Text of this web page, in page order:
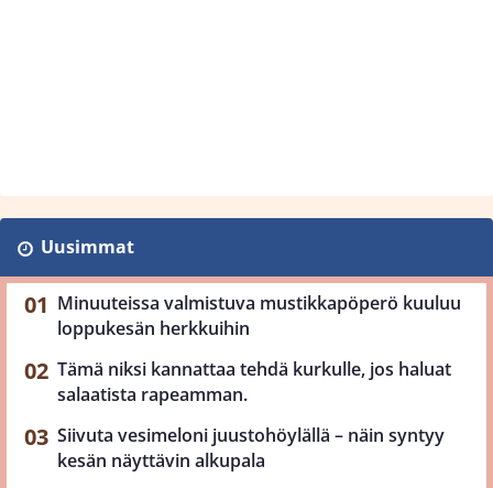
Uusimmat
Minuuteissa valmistuva mustikkapöperö kuuluu
loppukesän herkkuihin
Tämä niksi kannattaa tehdä kurkulle, jos haluat
salaatista rapeamman.
Siivuta vesimeloni juustohöylällä – näin syntyy
kesän näyttävin alkupala